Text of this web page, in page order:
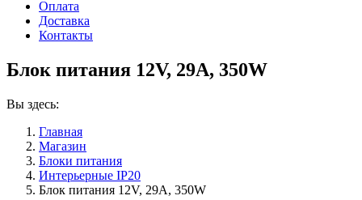
Оплата
Доставка
Контакты
Блок питания 12V, 29A, 350W
Вы здесь:
Главная
Магазин
Блоки питания
Интерьерные IP20
Блок питания 12V, 29A, 350W